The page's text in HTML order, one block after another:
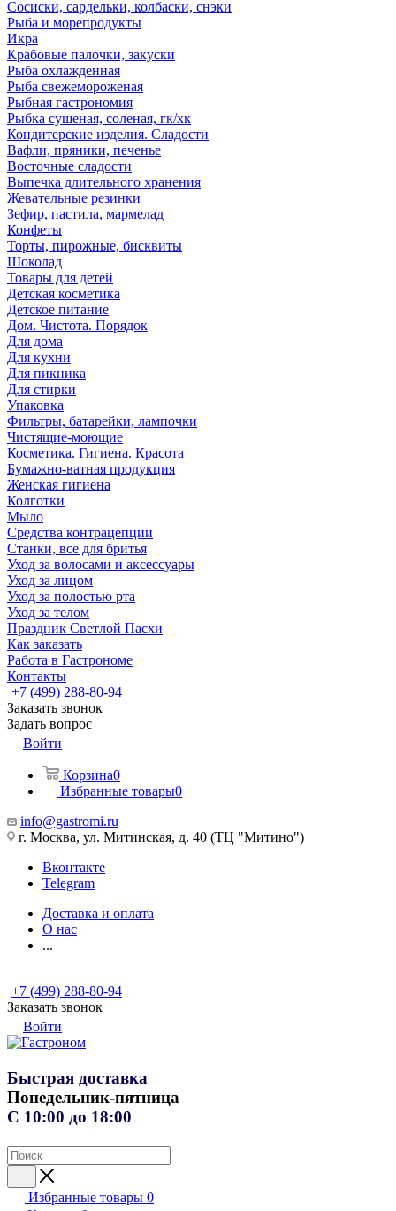
Сосиски, сардельки, колбаски, снэки
Рыба и морепродукты
Икра
Крабовые палочки, закуски
Рыба охлажденная
Рыба свежемороженая
Рыбная гастрономия
Рыбка сушеная, соленая, гк/хк
Кондитерские изделия. Сладости
Вафли, пряники, печенье
Восточные сладости
Выпечка длительного хранения
Жевательные резинки
Зефир, пастила, мармелад
Конфеты
Торты, пирожные, бисквиты
Шоколад
Товары для детей
Детская косметика
Детское питание
Дом. Чистота. Порядок
Для дома
Для кухни
Для пикника
Для стирки
Упаковка
Фильтры, батарейки, лампочки
Чистящие-моющие
Косметика. Гигиена. Красота
Бумажно-ватная продукция
Женская гигиена
Колготки
Мыло
Средства контрацепции
Станки, все для бритья
Уход за волосами и аксессуары
Уход за лицом
Уход за полостью рта
Уход за телом
Праздник Светлой Пасхи
Как заказать
Работа в Гастрономе
Контакты
+7 (499) 288-80-94
Заказать звонок
Задать вопрос
Войти
Корзина0
Избранные товары0
info@gastromi.ru
г. Москва, ул. Митинская, д. 40 (ТЦ "Митино")
Вконтакте
Telegram
Доставка и оплата
О нас
...
+7 (499) 288-80-94
Заказать звонок
Войти
Быстрая доставка
Понедельник-пятница
С 10:00 до 18:00
Избранные товары 0